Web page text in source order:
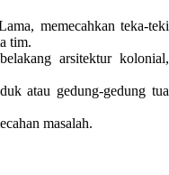
memecahkan teka-teki
tim.
arsitektur kolonial,
atau gedung-gedung tua
masalah.